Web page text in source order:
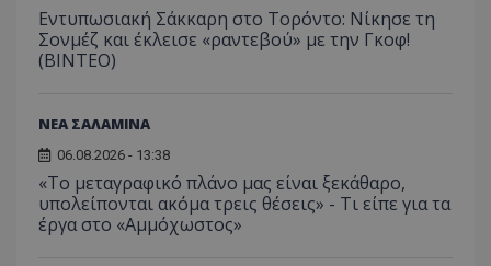
Εντυπωσιακή Σάκκαρη στο Τορόντο: Νίκησε τη
Σονμέζ και έκλεισε «ραντεβού» με την Γκοφ!
(ΒΙΝΤΕΟ)
ΝΕΑ ΣΑΛΑΜΙΝΑ
06.08.2026 - 13:38
«Το μεταγραφικό πλάνο μας είναι ξεκάθαρο,
υπολείπονται ακόμα τρεις θέσεις» - Τι είπε για τα
έργα στο «Αμμόχωστος»